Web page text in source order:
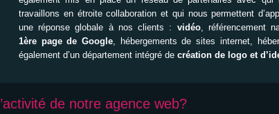
travaillons en étroite collaboration et qui nous permettent
une réponse globale à nos clients : vidéo, référencement
1ère page de Google, hébergements de sites internet,
également d’un département intégré de création de logo et
de notre agence web?